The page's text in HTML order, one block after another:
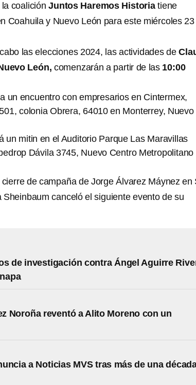
la coaliciónJuntos Haremos Historiatiene
Coahuila y Nuevo León para este miércoles
las elecciones 2024, las actividades de
León, comenzarán a partir de las 10:00
un encuentro con empresarios en Cintermex,
colonia Obrera, 64010 en Monterrey, Nuevo
un mitin en el Auditorio Parque Las Maravillas
Dávila 3745, Nuevo Centro Metropolitano
de campaña de Jorge Álvarez Máynez en
canceló el siguiente evento de su
de investigación contra Ángel Aguirre
Noroña reventó a Alito Moreno con un
a Noticias MVS tras más de una